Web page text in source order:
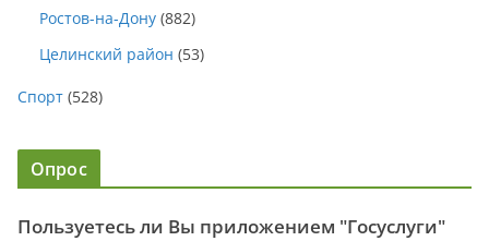
Ростов-на-Дону (882)
Целинский район (53)
Спорт (528)
Опрос
Пользуетесь ли Вы приложением "Госуслуги"